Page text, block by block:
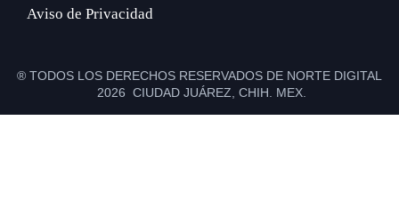
Aviso de Privacidad
® TODOS LOS DERECHOS RESERVADOS DE NORTE DIGITAL
2026 CIUDAD JUÁREZ, CHIH. MEX.